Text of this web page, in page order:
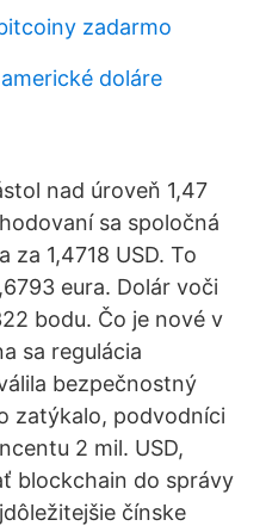
zadarmo
doláre
nad úroveň 1,47
sa spoločná
za 1,4718 USD. To
eura. Dolár voči
bodu. Čo je nové v
sa regulácia
bezpečnostný
zatýkalo, podvodníci
2 mil. USD,
blockchain do správy
čínske